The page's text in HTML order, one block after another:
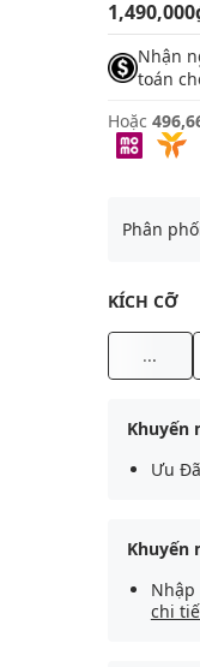
Nhận
toán
Hoặc
Phân
KÍCH CỠ
...
Khuyến
Ưu
Khuyến
Nhập
chi